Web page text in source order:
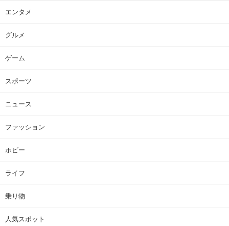
エンタメ
グルメ
ゲーム
スポーツ
ニュース
ファッション
ホビー
ライフ
乗り物
人気スポット